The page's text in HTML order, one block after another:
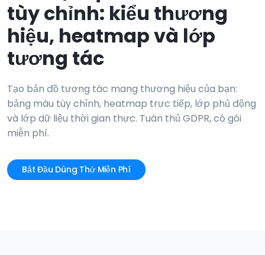
tùy chỉnh: kiểu thương
hiệu, heatmap và lớp
tương tác
Tạo bản đồ tương tác mang thương hiệu của bạn:
bảng màu tùy chỉnh, heatmap trực tiếp, lớp phủ động
và lớp dữ liệu thời gian thực. Tuân thủ GDPR, có gói
miễn phí.
Bắt Đầu Dùng Thử Miễn Phí